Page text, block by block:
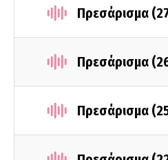
Πρεσάρισμα
Πρεσάρισμα
Πρεσάρισμα